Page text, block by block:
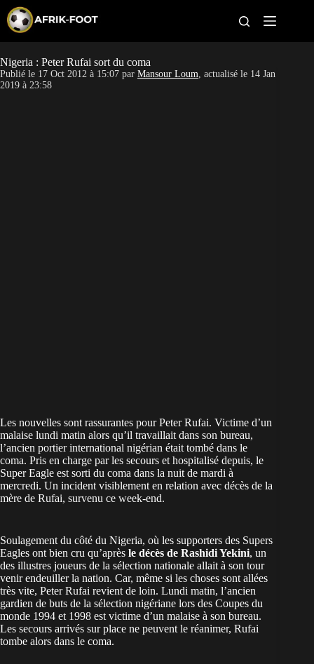
p
t
o
c
CAN féminine
Nigeria : Peter Rufai sort du coma
Publié le 17 Oct 2012 à 15:07 par Mansour Loum, actualisé le 14 Jan
2019 à 23:58
Les nouvelles sont rassurantes pour Peter Rufai. Victime d’un
malaise lundi matin alors qu’il travaillait dans son bureau,
l’ancien portier international nigérian était tombé dans le
coma. Pris en charge par les secours et hospitalisé depuis, le
Super Eagle est sorti du coma dans la nuit de mardi à
mercredi. Un incident visiblement en relation avec décès de la
mère de Rufai, survenu ce week-end.
Soulagement du côté du Nigeria, où les supporters des Supers
Eagles ont bien cru qu’après le décès de Rashidi Yekini, un
des illustres joueurs de la sélection nationale allait à son tour
venir endeuiller la nation. Car, même si les choses sont allées
très vite, Peter Rufai revient de loin. Lundi matin, l’ancien
gardien de buts de la sélection nigériane lors des Coupes du
monde 1994 et 1998 est victime d’un malaise à son bureau.
Les secours arrivés sur place ne peuvent le réanimer, Rufai
tombe alors dans le coma.